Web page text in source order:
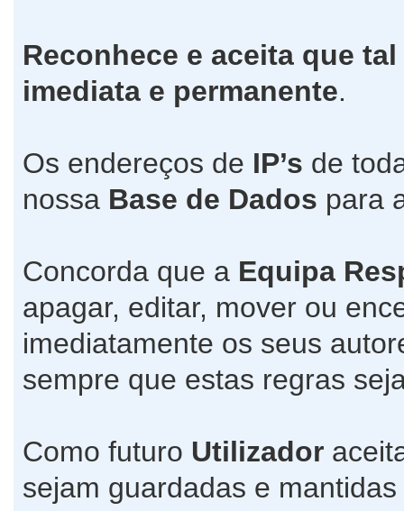
Reconhece e aceita que
imediata e permanente.
Os endereços de IP’s de
nossa Base de Dados para
Concorda que a Equipa
apagar, editar, mover ou
imediatamente os seus
sempre que estas regras
Como futuro Utilizador
sejam guardadas e